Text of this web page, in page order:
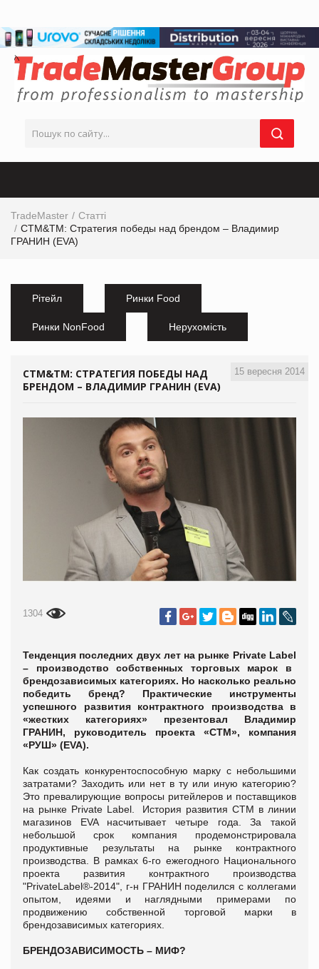
TradeMaster
Статті
СТМ&ТМ: Стратегия победы над брендом – Владимир
ГРАНИН (EVA)
Рітейл Ринки Food
Ринки NonFood Нерухомість
15 вересня 2014
СТМ&ТМ: СТРАТЕГИЯ ПОБЕДЫ НАД
БРЕНДОМ – ВЛАДИМИР ГРАНИН (EVA)
1304
Тенденция последних двух лет на рынке Private Label
– производство собственных торговых марок в
брендозависимых категориях. Но насколько реально
победить бренд? Практические инструменты
успешного развития контрактного производства в
«жестких категориях» презентовал Владимир
ГРАНИН, руководитель проекта «СТМ», компания
«РУШ» (ЕVA).
Как создать конкурентоспособную марку с небольшими
затратами? Заходить или нет в ту или иную категорию?
Это превалирующие вопросы ритейлеров и поставщиков
на рынке Private Label. История развития СТМ в линии
магазинов ЕVA насчитывает четыре года. За такой
небольшой срок компания продемонстрировала
продуктивные результаты на рынке контрактного
производства. В рамках 6-го ежегодного Национального
проекта развития контрактного производства
"PrivateLabel®-2014", г-н ГРАНИН поделился с коллегами
опытом, идеями и наглядными примерами по
продвижению собственной торговой марки в
брендозависимых категориях.
БРЕНДОЗАВИСИМОСТЬ – МИФ?